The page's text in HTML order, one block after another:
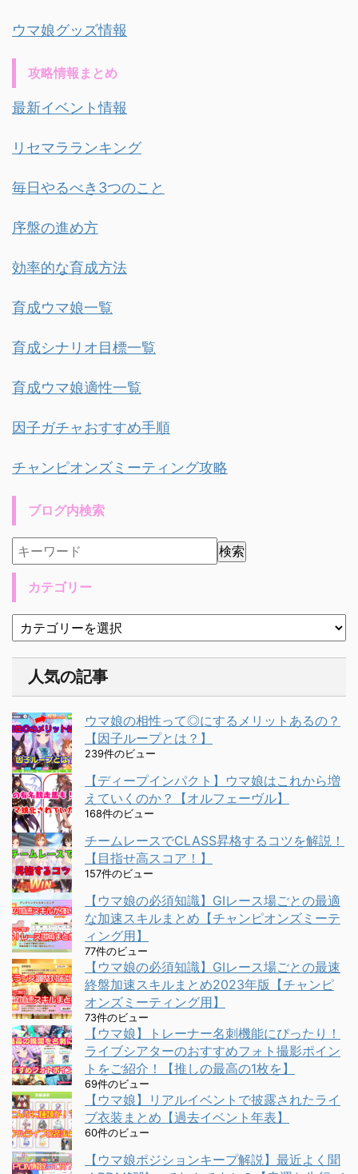
ウマ娘グッズ情報
攻略情報まとめ
最新イベント情報
リセマラランキング
毎日やるべき3つのこと
序盤の進め方
効率的な育成方法
育成ウマ娘一覧
育成シナリオ目標一覧
育成ウマ娘適性一覧
因子ガチャおすすめ手順
チャンピオンズミーティング攻略
ブログ内検索
カテゴリー
人気の記事
ウマ娘の相性って◎にするメリットあるの？
【因子ループとは？】
239件のビュー
【ディープインパクト】ウマ娘はこれから増
えていくのか？【オルフェーヴル】
168件のビュー
チームレースでCLASS昇格するコツを解説！
【目指せ高スコア！】
157件のビュー
【ウマ娘の必須知識】GⅠレース場ごとの最適
な加速スキルまとめ【チャンピオンズミーテ
ィング用】
77件のビュー
【ウマ娘の必須知識】GⅠレース場ごとの最速
終盤加速スキルまとめ2023年版【チャンピ
オンズミーティング用】
73件のビュー
【ウマ娘】トレーナー名刺機能にぴったり！
ライブシアターのおすすめフォト撮影ポイン
トをご紹介！【推しの最高の1枚を】
69件のビュー
【ウマ娘】リアルイベントで披露されたライ
ブ衣装まとめ【過去イベント年表】
60件のビュー
【ウマ娘ポジションキープ解説】最近よく聞